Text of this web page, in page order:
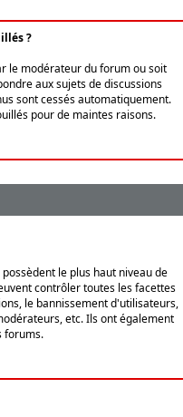
?
le modérateur du forum ou soit
aux sujets de discussions
sont cessés automatiquement.
pour de maintes raisons.
le plus haut niveau de
contrôler toutes les facettes
le bannissement d'utilisateurs,
etc. Ils ont également
forums.